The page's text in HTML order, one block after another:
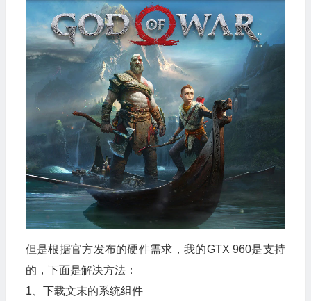
但是根据官方发布的硬件需求，我的GTX 960是支持
的，下面是解决方法：
1、下载文末的系统组件